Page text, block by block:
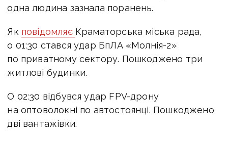
одна людина зазнала поранень.
Як повідомляє Краматорська міська рада,
о 01:30 стався удар БпЛА «Молнія-2»
по приватному сектору. Пошкоджено три
житлові будинки.
О 02:30 відбувся удар FPV-дрону
на оптоволокні по автостоянці. Пошкоджено
дві вантажівки.